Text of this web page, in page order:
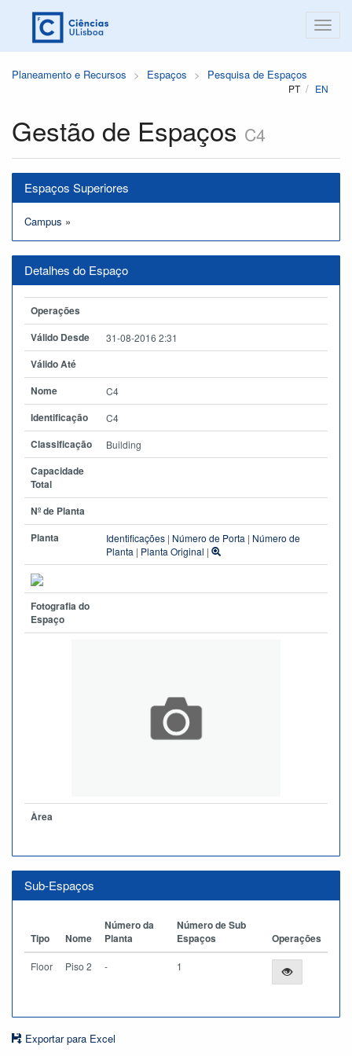
Planeamento e Recursos Espaços Pesquisa de Espaços
PT EN
Gestão de Espaços C4
Espaços Superiores
Campus »
Detalhes do Espaço
Operações
Válido Desde
31-08-2016 2:31
Válido Até
Nome
C4
Identificação C4
Classificação Building
Capacidade
Total
Nº de Planta
Planta
Identificações | Número de Porta | Número de
Planta | Planta Original |
Fotografia do
Espaço
Àrea
Sub-Espaços
Tipo Nome
Número da
Planta
Número de Sub
Espaços
Operações
Floor Piso 2 - 1
Exportar para Excel